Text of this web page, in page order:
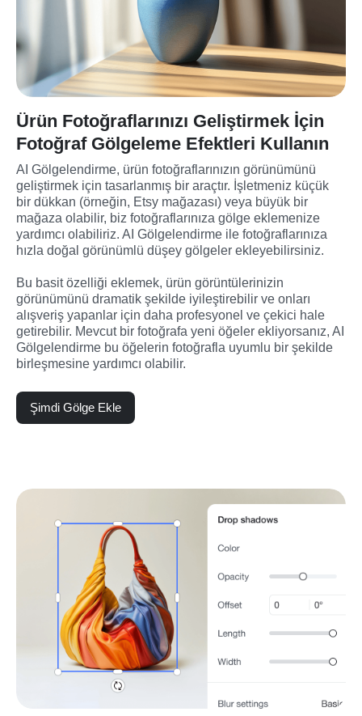
Ürün Fotoğraflarınızı Geliştirmek İçin
Fotoğraf Gölgeleme Efektleri Kullanın
AI Gölgelendirme, ürün fotoğraflarınızın görünümünü
geliştirmek için tasarlanmış bir araçtır. İşletmeniz küçük
bir dükkan (örneğin, Etsy mağazası) veya büyük bir
mağaza olabilir, biz fotoğraflarınıza gölge eklemenize
yardımcı olabiliriz. AI Gölgelendirme ile fotoğraflarınıza
hızla doğal görünümlü düşey gölgeler ekleyebilirsiniz.
Bu basit özelliği eklemek, ürün görüntülerinizin
görünümünü dramatik şekilde iyileştirebilir ve onları
alışveriş yapanlar için daha profesyonel ve çekici hale
getirebilir. Mevcut bir fotoğrafa yeni öğeler ekliyorsanız, AI
Gölgelendirme bu öğelerin fotoğrafla uyumlu bir şekilde
birleşmesine yardımcı olabilir.
Şimdi Gölge Ekle